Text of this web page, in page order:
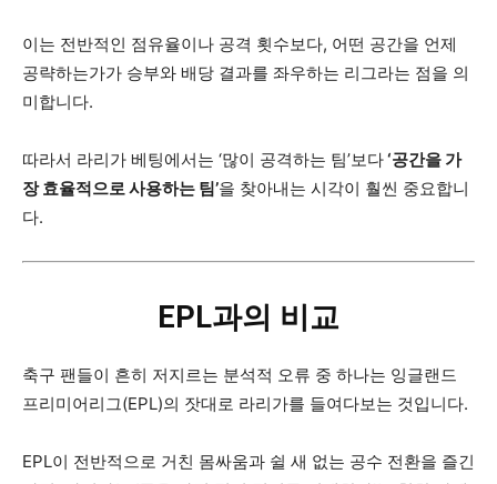
이는 전반적인 점유율이나 공격 횟수보다, 어떤 공간을 언제
공략하는가가 승부와 배당 결과를 좌우하는 리그라는 점을 의
미합니다.
따라서 라리가 베팅에서는 ‘많이 공격하는 팀’보다‘공간을 가
장 효율적으로 사용하는 팀’을 찾아내는 시각이 훨씬 중요합니
다.
EPL과의 비교
축구 팬들이 흔히 저지르는 분석적 오류 중 하나는 잉글랜드
프리미어리그(EPL)의 잣대로 라리가를 들여다보는 것입니다.
EPL이 전반적으로 거친 몸싸움과 쉴 새 없는 공수 전환을 즐긴